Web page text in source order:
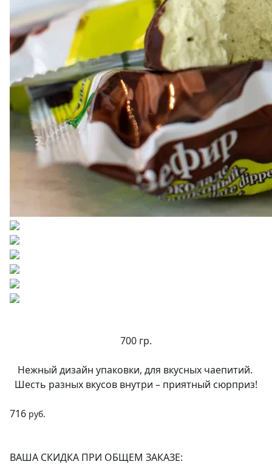
700 гр.
Нежный дизайн упаковки, для вкусных чаепитий.
Шесть разных вкусов внутри – приятный сюрприз!
716 руб.
ВАША СКИДКА ПРИ ОБЩЕМ ЗАКАЗЕ: